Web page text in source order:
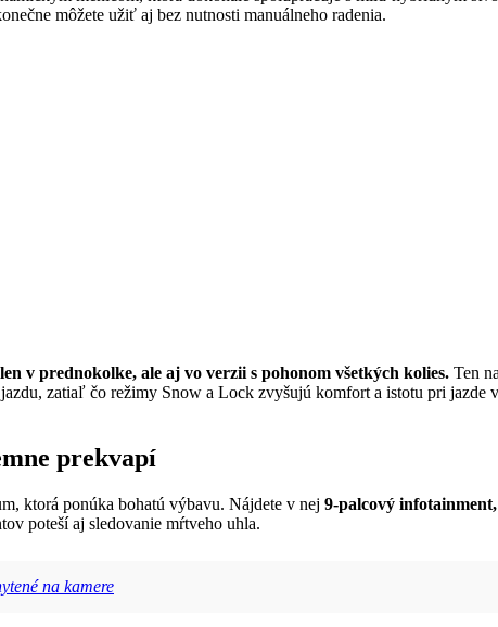
môžete užiť aj bez nutnosti manuálneho radenia.
v prednokolke, ale aj vo verzii s pohonom všetkých kolies. Ten
zatiaľ čo režimy Snow a Lock zvyšujú komfort a istotu pri jazde
prekvapí
ktorá ponúka bohatú výbavu. Nájdete v nej 9-palcový
poteší aj sledovanie mŕtveho uhla.
na kamere